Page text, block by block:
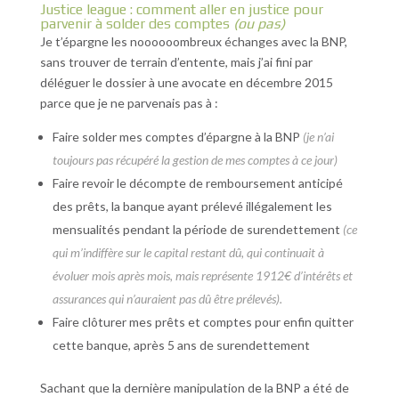
Justice league : comment aller en justice pour
parvenir à solder des comptes (ou pas)
Je t’épargne les noooooombreux échanges avec la BNP,
sans trouver de terrain d’entente, mais j’ai fini par
déléguer le dossier à une avocate en décembre 2015
parce que je ne parvenais pas à :
Faire solder mes comptes d’épargne à la BNP (je n’ai
toujours pas récupéré la gestion de mes comptes à ce jour)
Faire revoir le décompte de remboursement anticipé
des prêts, la banque ayant prélevé illégalement les
mensualités pendant la période de surendettement (ce
qui m’indiffère sur le capital restant dû, qui continuait à
évoluer mois après mois, mais représente 1912€ d’intérêts et
assurances qui n’auraient pas dû être prélevés).
Faire clôturer mes prêts et comptes pour enfin quitter
cette banque, après 5 ans de surendettement
Sachant que la dernière manipulation de la BNP a été de